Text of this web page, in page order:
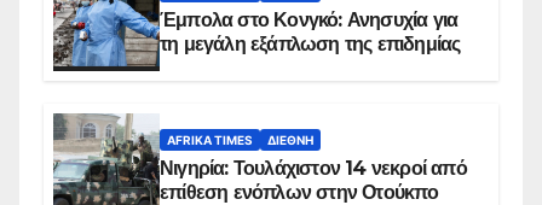
Έμπολα στο Κονγκό: Ανησυχία για
τη μεγάλη εξάπλωση της επιδημίας
AFRIKA TIMES ΔΙΕΘΝΉ
Νιγηρία: Τουλάχιστον 14 νεκροί από
επίθεση ενόπλων στην Οτούκπο